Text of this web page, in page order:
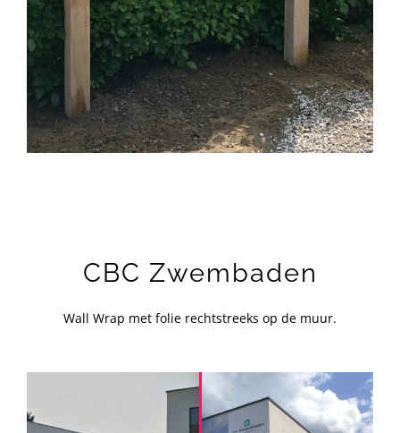
CBC Zwembaden
Wall Wrap met folie rechtstreeks op de muur.